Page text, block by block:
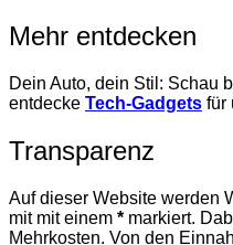
Mehr entdecken
Dein Auto, dein Stil: Schau
entdecke Tech-Gadgets für
Transparenz
Auf dieser Website werden
mit mit einem * markiert.
Mehrkosten. Von den